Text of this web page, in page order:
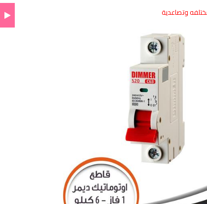
وتصاعدية